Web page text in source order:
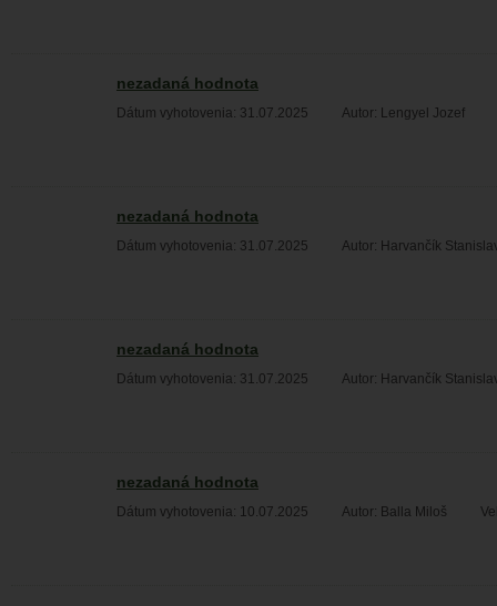
nezadaná hodnota
Dátum vyhotovenia: 31.07.2025 Autor: Lengyel Jozef
nezadaná hodnota
Dátum vyhotovenia: 31.07.2025 Autor: Harvančík
nezadaná hodnota
Dátum vyhotovenia: 31.07.2025 Autor: Harvančík
nezadaná hodnota
Dátum vyhotovenia: 10.07.2025 Autor: Balla Miloš